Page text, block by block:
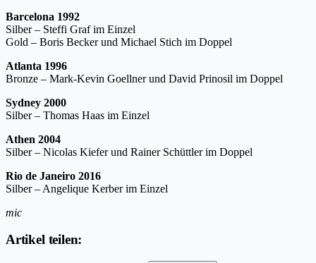
Barcelona 1992
Silber – Steffi Graf im Einzel
Gold – Boris Becker und Michael Stich im Doppel
Atlanta 1996
Bronze – Mark-Kevin Goellner und David Prinosil im Doppel
Sydney 2000
Silber – Thomas Haas im Einzel
Athen 2004
Silber – Nicolas Kiefer und Rainer Schüttler im Doppel
Rio de Janeiro 2016
Silber – Angelique Kerber im Einzel
mic
Artikel teilen: